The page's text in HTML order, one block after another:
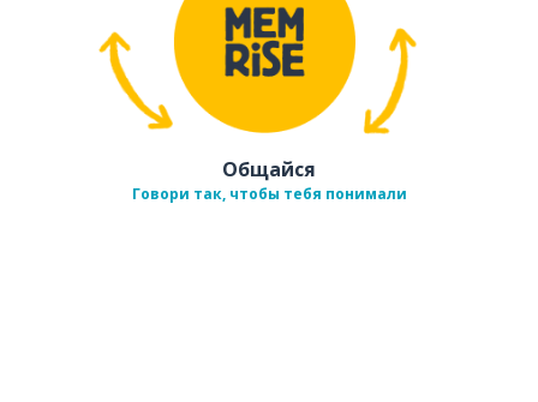
Общайся
Говори так, чтобы тебя понимали